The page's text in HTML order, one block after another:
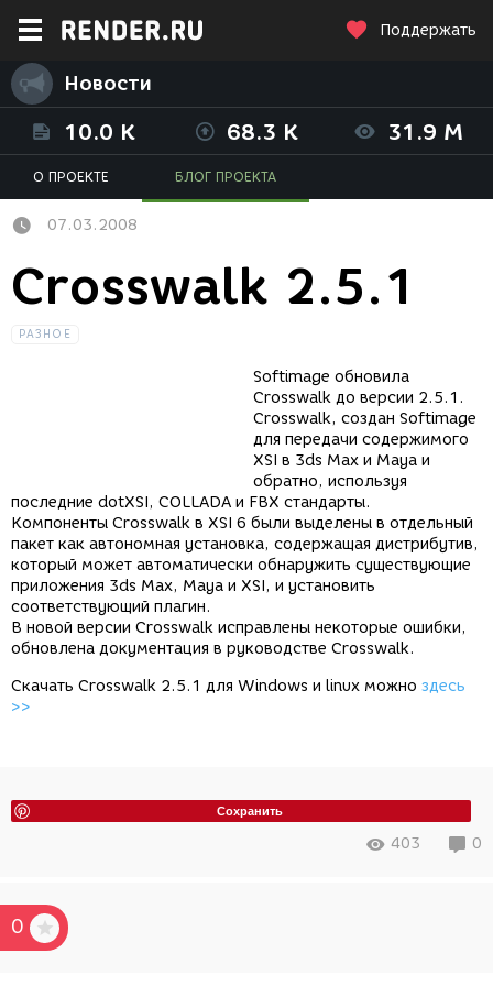
Поддержать
Новости
10.0 K 68.3 K 31.9 M
О ПРОЕКТЕ БЛОГ ПРОЕКТА
07.03.2008
Crosswalk 2.5.1
РАЗНОЕ
Softimage обновила
Crosswalk до версии 2.5.1.
Crosswalk, создан Softimage
для передачи содержимого
XSI в 3ds Max и Maya и
обратно, используя
последние dotXSI, COLLADA и FBX стандарты.
Компоненты Crosswalk в XSI 6 были выделены в отдельный
пакет как автономная установка, содержащая дистрибутив,
который может автоматически обнаружить существующие
приложения 3ds Max, Maya и XSI, и установить
соответствующий плагин.
В новой версии Crosswalk исправлены некоторые ошибки,
обновлена документация в руководстве Crosswalk.
Скачать Crosswalk 2.5.1 для Windows и linux можно здесь
>>
Сохранить
403 0
0